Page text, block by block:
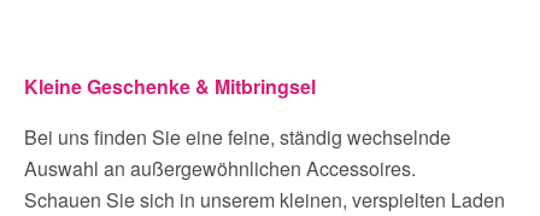
Kleine Geschenke & Mitbringsel
Bei uns finden Sie eine feine, ständig wechselnde
Auswahl an außergewöhnlichen Accessoires.
Schauen Sie sich in unserem kleinen, verspielten Laden